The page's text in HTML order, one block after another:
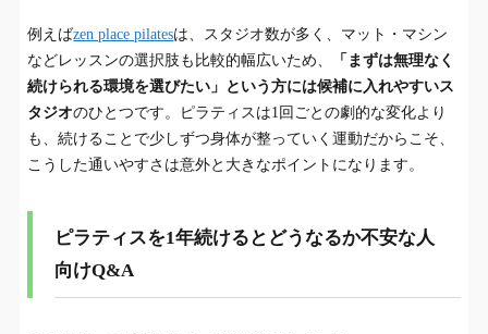
例えばzen place pilatesは、スタジオ数が多く、マット・マシン
などレッスンの選択肢も比較的幅広いため、
「まずは無理なく
続けられる環境を選びたい」という方には候補に入れやすいス
タジオのひとつです。ピラティスは1回ごとの劇的な変化より
も、続けることで少しずつ身体が整っていく運動だからこそ、
こうした通いやすさは意外と大きなポイントになります。
ピラティスを1年続けるとどうなるか不安な人
向けQ&A